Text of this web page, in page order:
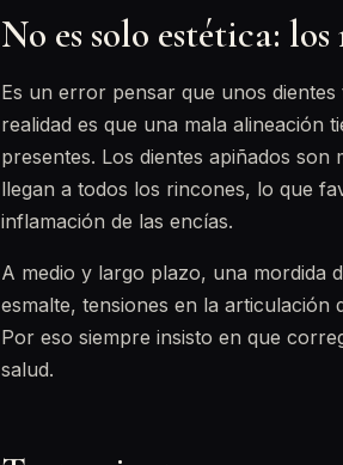
No es solo estética:
Es un error pensar que unos
realidad es que una mala alineación
presentes. Los dientes apiñados
llegan a todos los rincones, lo que
inflamación de las encías.
A medio y largo plazo, una mordida
esmalte, tensiones en la articulación
Por eso siempre insisto en que
salud.